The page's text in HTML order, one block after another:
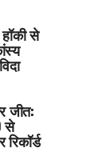
से
जीत:
से
रिकॉर्ड